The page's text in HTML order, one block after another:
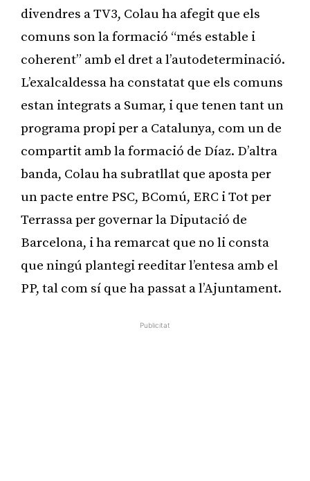
divendres a TV3, Colau ha afegit que els
comuns son la formació “més estable i
coherent” amb el dret a l’autodeterminació.
L’exalcaldessa ha constatat que els comuns
estan integrats a Sumar, i que tenen tant un
programa propi per a Catalunya, com un de
compartit amb la formació de Díaz. D’altra
banda, Colau ha subratllat que aposta per
un pacte entre PSC, BComú, ERC i Tot per
Terrassa per governar la Diputació de
Barcelona, i ha remarcat que no li consta
que ningú plantegi reeditar l’entesa amb el
PP, tal com sí que ha passat a l’Ajuntament.
Publicitat